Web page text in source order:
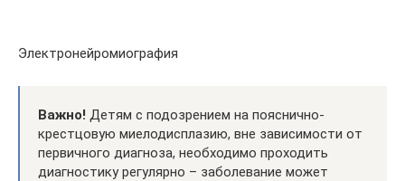
Электронейромиография
Важно! Детям с подозрением на пояснично-
крестцовую миелодисплазию, вне зависимости от
первичного диагноза, необходимо проходить
диагностику регулярно – заболевание может